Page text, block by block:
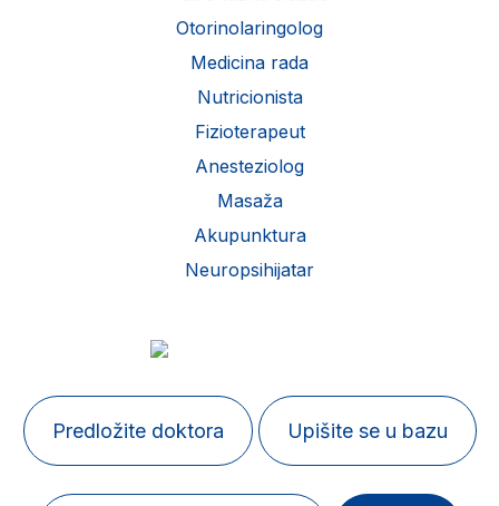
Otorinolaringolog
Medicina rada
Nutricionista
Fizioterapeut
Anesteziolog
Masaža
Akupunktura
Neuropsihijatar
Predložite doktora Upišite se u bazu